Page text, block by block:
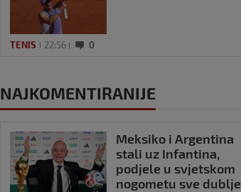
TENIS 22:56 0
NAJKOMENTIRANIJE
Meksiko i Argentina
stali uz Infantina,
podjele u svjetskom
nogometu sve dublje